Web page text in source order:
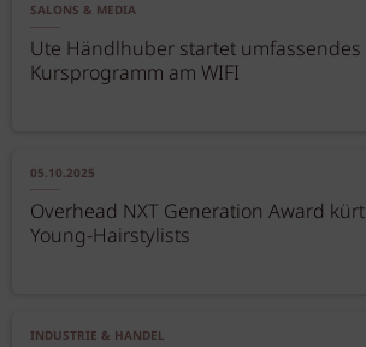
SALONS & MEDIA
Ute Händlhuber startet umfassendes
Kursprogramm am WIFI
05.10.2025
Overhead NXT Generation Award kürt
Young-Hairstylists
INDUSTRIE & HANDEL